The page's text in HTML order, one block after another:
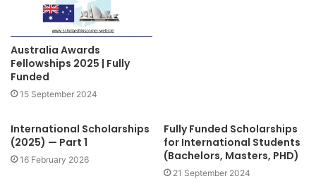
Australia Awards
Fellowships 2025 | Fully
Funded
15 September 2024
International Scholarships
(2025) — Part 1
16 February 2026
Fully Funded Scholarships
for International Students
(Bachelors, Masters, PHD)
21 September 2024